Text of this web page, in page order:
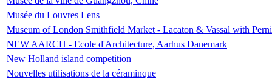
Musée du Louvres Lens
Museum of London Smithfield Market - Lacaton & Vassal with
NEW AARCH - Ecole d'Architecture, Aarhus Danemark
New Holland island competition
Nouvelles utilisations de la céraminque